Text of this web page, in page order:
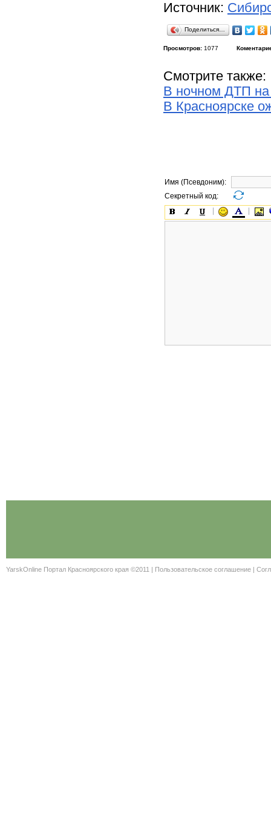
Источник:
Поделиться…
Просмотров: 1077
Смотрите также:
В ночном ДТП на
В Красноярске
Имя (Псевдоним):
Секретный код:
YarskOnline Портал Красноярского края ©2011 | Пользовательское соглашение |